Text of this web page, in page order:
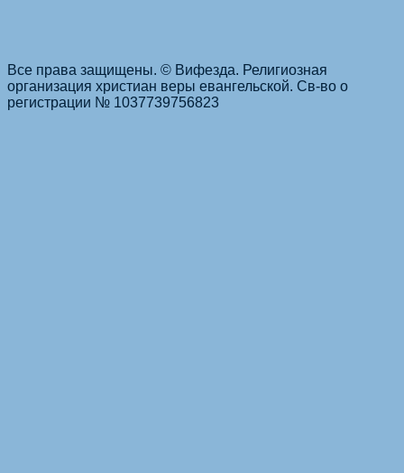
Все права защищены. © Вифезда. Религиозная
организация христиан веры евангельской. Св-во о
регистрации № 1037739756823